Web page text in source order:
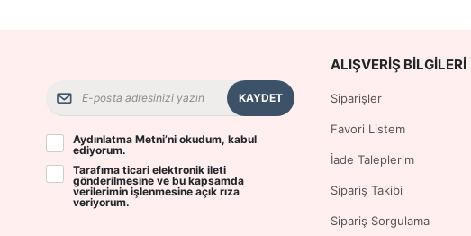
ALIŞVERIŞ BILGILERI
Siparişler
Favori Listem
İade Taleplerim
Sipariş Takibi
Sipariş Sorgulama
KAYDET
Aydınlatma Metni’ni okudum, kabul
ediyorum.
Tarafıma ticari elektronik ileti
gönderilmesine ve bu kapsamda
verilerimin işlenmesineaçık rıza
veriyorum.